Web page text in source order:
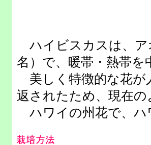
ハイビスカスは、ア
名）で、暖帯・熱帯を
美しく特徴的な花が
返されたため、現在
ハワイの州花で、ハ